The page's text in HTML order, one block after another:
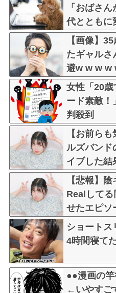
「おばさ
代ととも
【画像】
たギャルさ
避w w w w
女性「20歳
ード素敵
判殺到
【お前ら
ルズバンド
イブした結
お気持ち
【悲報】
Realしてる
せたエピ
だと思う？
ショートス
4時間寝て
●●漫画の竿
←いやすご